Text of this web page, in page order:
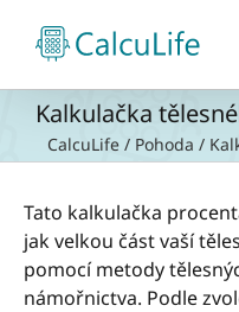
obsah
Kalkulačka
CalcuLife / Pohoda /
Tato kalkulačka
jak velkou část vaší
pomocí metody
námořnictva. Podle